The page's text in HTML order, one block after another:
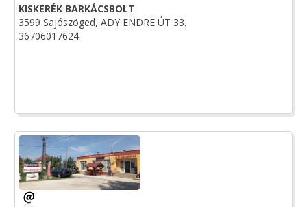
KISKERÉK BARKÁCSBOLT
3599 Sajószöged, ADY ENDRE ÚT 33.
36706017624